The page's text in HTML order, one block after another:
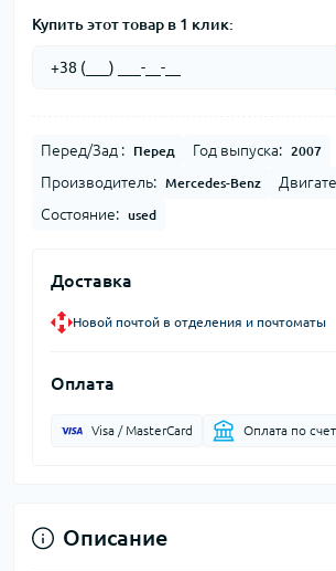
Купить этот товар в 1 клик:
Перед/Зад : Перед Год выпуска: 2007
Производитель: Mercedes-Benz
Состояние: used
Доставка
Новой почтой в отделения и почтоматы
Оплата
Visa / MasterCard Оплата по
Описание